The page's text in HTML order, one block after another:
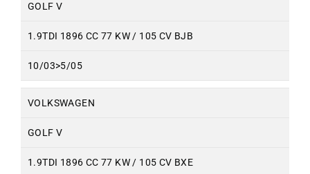
GOLF V
1.9TDI 1896 CC 77 KW / 105 CV BJB
10/03>5/05
VOLKSWAGEN
GOLF V
1.9TDI 1896 CC 77 KW / 105 CV BXE